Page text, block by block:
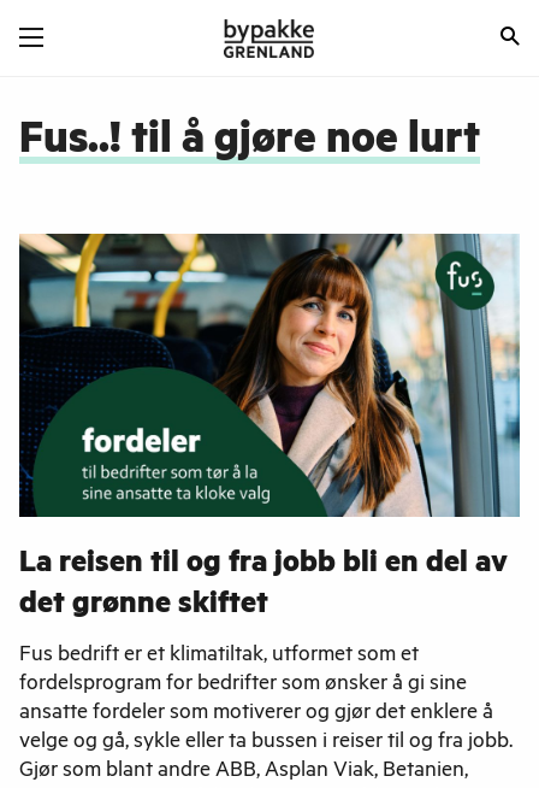
Fus..! til å gjøre noe lurt
La reisen til og fra jobb bli en del av
det grønne skiftet
Fus bedrift er et klimatiltak, utformet som et
fordelsprogram for bedrifter som ønsker å gi sine
ansatte fordeler som motiverer og gjør det enklere å
velge og gå, sykle eller ta bussen i reiser til og fra jobb.
Gjør som blant andre ABB, Asplan Viak, Betanien,